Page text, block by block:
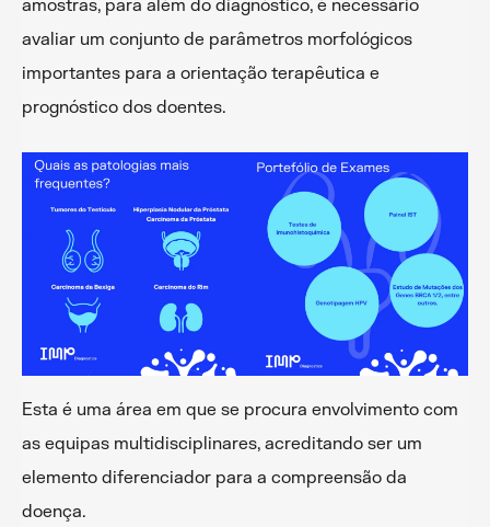
amostras, para além do diagnóstico, é necessário
avaliar um conjunto de parâmetros morfológicos
importantes para a orientação terapêutica e
prognóstico dos doentes.
Esta é uma área em que se procura envolvimento com
as equipas multidisciplinares, acreditando ser um
elemento diferenciador para a compreensão da
doença.